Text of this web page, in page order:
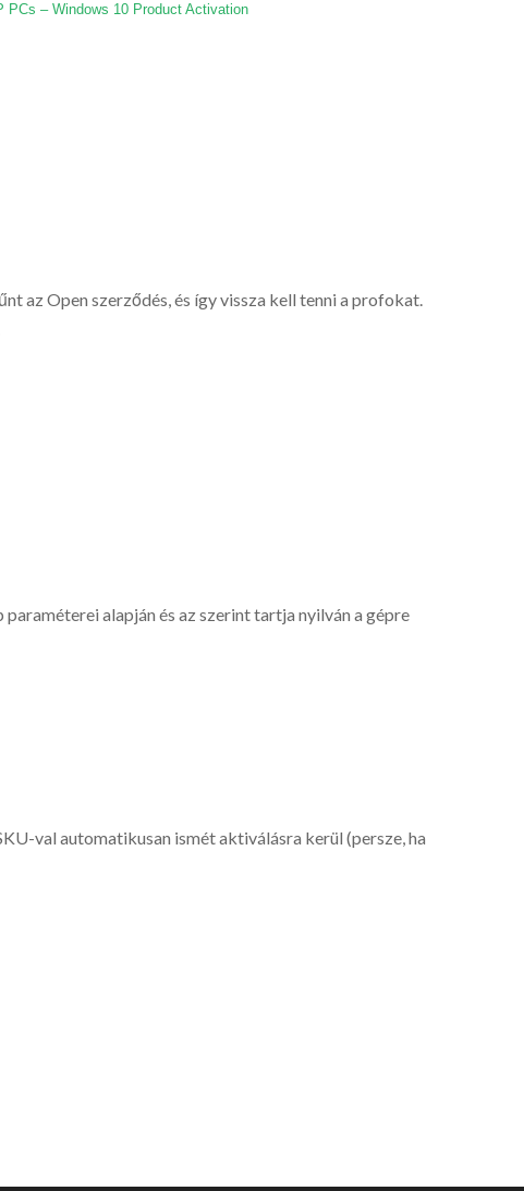
PCs – Windows 10 Product Activation
az Open szerződés, és így vissza kell tenni a profokat.
alapján és az szerint tartja nyilván a gépre
val automatikusan ismét aktiválásra kerül (persze, ha